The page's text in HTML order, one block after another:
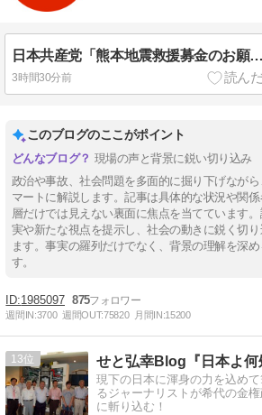
日本共産党「熊本地震救援募金のお願いしていたところ、党員に向かって、若い女性が中指を立てて行きました… 募金箱を持っていた人は中指がメガネに当たり、危うく怪我をするところでした」➾ ネット「それはないわーーｗｗｗ」「何から何まで盛るよな…」
3時間30分前
このブログのここがポイント
現場の声と背景に鋭い切り込み
政治や事故、社会問題を多面的に掘り下げなが
マートに解説します。記事は具体的な状況や関
層だけでは見えない裏面に焦点を当てています
実や新たな視点を提示し、社会の動きに鋭く切
ます。事実の羅列だけでなく、背景の理解を深
す。
1985097 875
週間IN:3700 週間OUT:75820 月間IN:15200
13 せと弘幸Blog『日本よ何
現下の日本に渾身の力を込め
るジャーナリストが希代の金
に斬り込む！